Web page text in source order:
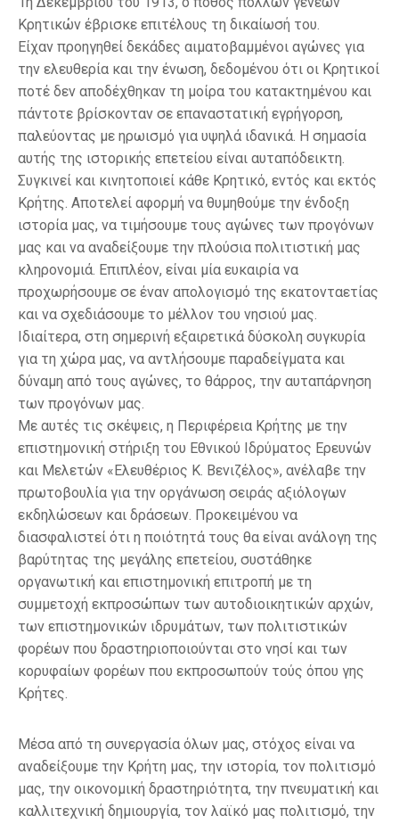
Κρητικών έβρισκε επιτέλους τη δικαίωσή του.
Είχαν προηγηθεί δεκάδες αιματοβαμμένοι αγώνες για
την ελευθερία και την ένωση, δεδομένου ότι οι Κρητικοί
ποτέ δεν αποδέχθηκαν τη μοίρα του κατακτημένου και
πάντοτε βρίσκονταν σε επαναστατική εγρήγορση,
παλεύοντας με ηρωισμό για υψηλά ιδανικά. Η σημασία
αυτής της ιστορικής επετείου είναι αυταπόδεικτη.
Συγκινεί και κινητοποιεί κάθε Κρητικό, εντός και εκτός
Κρήτης. Αποτελεί αφορμή να θυμηθούμε την ένδοξη
ιστορία μας, να τιμήσουμε τους αγώνες των προγόνων
μας και να αναδείξουμε την πλούσια πολιτιστική μας
κληρονομιά. Επιπλέον, είναι μία ευκαιρία να
προχωρήσουμε σε έναν απολογισμό της εκατονταετίας
και να σχεδιάσουμε το μέλλον του νησιού μας.
Ιδιαίτερα, στη σημερινή εξαιρετικά δύσκολη συγκυρία
για τη χώρα μας, να αντλήσουμε παραδείγματα και
δύναμη από τους αγώνες, το θάρρος, την αυταπάρνηση
των προγόνων μας.
Με αυτές τις σκέψεις, η Περιφέρεια Κρήτης με την
επιστημονική στήριξη του Εθνικού Ιδρύματος Ερευνών
και Μελετών «Ελευθέριος Κ. Βενιζέλος», ανέλαβε την
πρωτοβουλία για την οργάνωση σειράς αξιόλογων
εκδηλώσεων και δράσεων. Προκειμένου να
διασφαλιστεί ότι η ποιότητά τους θα είναι ανάλογη της
βαρύτητας της μεγάλης επετείου, συστάθηκε
οργανωτική και επιστημονική επιτροπή με τη
συμμετοχή εκπροσώπων των αυτοδιοικητικών αρχών,
των επιστημονικών ιδρυμάτων, των πολιτιστικών
φορέων που δραστηριοποιούνται στο νησί και των
κορυφαίων φορέων που εκπροσωπούν τούς όπου γης
Κρήτες.
Μέσα από τη συνεργασία όλων μας, στόχος είναι να
αναδείξουμε την Κρήτη μας, την ιστορία, τον πολιτισμό
μας, την οικονομική δραστηριότητα, την πνευματική και
καλλιτεχνική δημιουργία, τον λαϊκό μας πολιτισμό, την